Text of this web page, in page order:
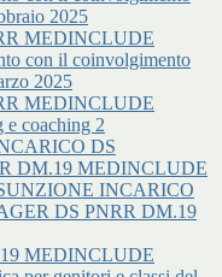
2025
MEDINCLUDE
con il coinvolgimento
2025
MEDINCLUDE
e coaching 2
DS
DM.19 MEDINCLUDE
INCARICO
DS PNRR DM.19
MEDINCLUDE